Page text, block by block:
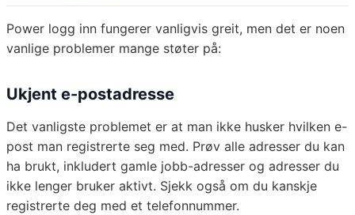
Power logg inn fungerer vanligvis greit, men det er noen
vanlige problemer mange støter på:
Ukjent e-postadresse
Det vanligste problemet er at man ikke husker hvilken e-
post man registrerte seg med. Prøv alle adresser du kan
ha brukt, inkludert gamle jobb-adresser og adresser du
ikke lenger bruker aktivt. Sjekk også om du kanskje
registrerte deg med et telefonnummer.